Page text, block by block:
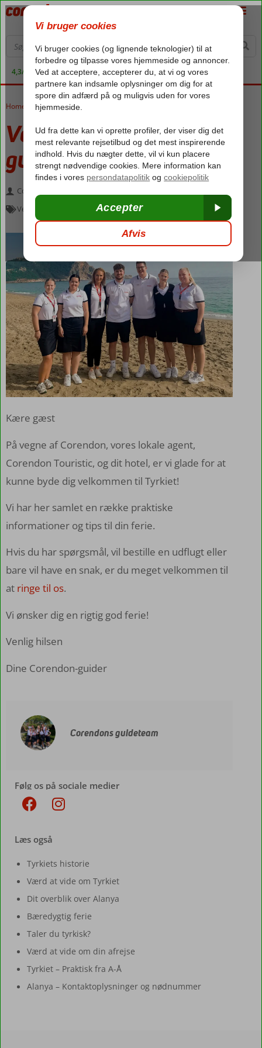
4,3/5 på Trustpilot
Home Velkommen til Alanya
Velkomsthilsen fra
guiden
Corendons guideteam
Velkommen til Alanya
Kære gæst
På vegne af Corendon, vores lokale agent,
Corendon Touristic, og dit hotel, er vi glade for at
kunne byde dig velkommen til Tyrkiet!
Vi har her samlet en række praktiske
informationer og tips til din ferie.
Hvis du har spørgsmål, vil bestille en udflugt eller
bare vil have en snak, er du meget velkommen til
at ringe til os.
Vi ønsker dig en rigtig god ferie!
Venlig hilsen
Dine Corendon-guider
Corendons guideteam
Følg os på sociale medier
Læs også
Tyrkiets historie
Værd at vide om Tyrkiet
Dit overblik over Alanya
Bæredygtig ferie
Taler du tyrkisk?
Værd at vide om din afrejse
Tyrkiet – Praktisk fra A-Å
Alanya – Kontaktoplysninger og nødnummer